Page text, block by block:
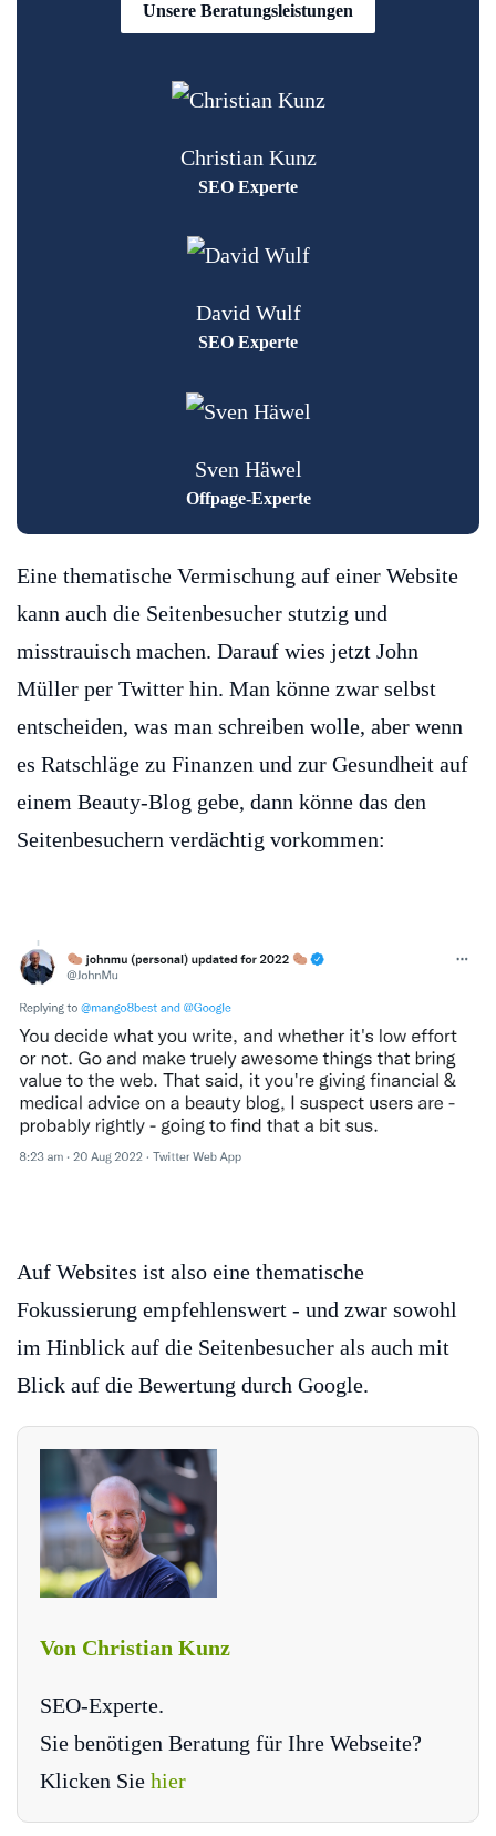
Unsere Beratungsleistungen
Christian Kunz
SEO Experte
David Wulf
SEO Experte
Sven Häwel
Offpage-Experte
Eine thematische Vermischung auf einer Website
kann auch die Seitenbesucher stutzig und
misstrauisch machen. Darauf wies jetzt John
Müller per Twitter hin. Man könne zwar selbst
entscheiden, was man schreiben wolle, aber wenn
es Ratschläge zu Finanzen und zur Gesundheit auf
einem Beauty-Blog gebe, dann könne das den
Seitenbesuchern verdächtig vorkommen:
Auf Websites ist also eine thematische
Fokussierung empfehlenswert - und zwar sowohl
im Hinblick auf die Seitenbesucher als auch mit
Blick auf die Bewertung durch Google.
Von Christian Kunz
SEO-Experte.
Sie benötigen Beratung für Ihre Webseite?
Klicken Sie hier